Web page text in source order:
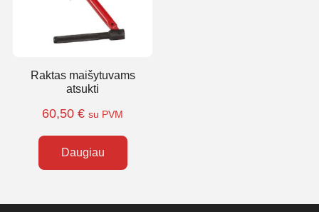
Raktas maišytuvams
atsukti
60,50 € su PVM
Daugiau